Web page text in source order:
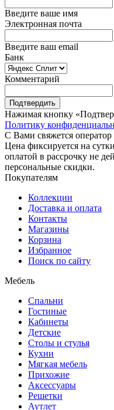
Введите ваше имя
Электронная почта
Введите ваш email
Банк
Комментарий
Подтвердить
Нажимая кнопку
Политику
С Вами свяжется оператор
Цена фиксируется на
оплатой в рассрочку не
персональные скидки.
Покупателям
Коллекции
Доставка и оплата
Контакты
Магазины
Корзина
Избранное
Поиск по сайту
Мебель
Спальни
Гостиные
Кабинеты
Детские
Столы и стулья
Кухни
Мягкая мебель
Прихожие
Аксессуары
Решетки
Аутлет